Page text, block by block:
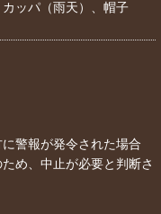
ッパ（雨天）、帽子
に警報が発令された場合
め、中止が必要と判断さ